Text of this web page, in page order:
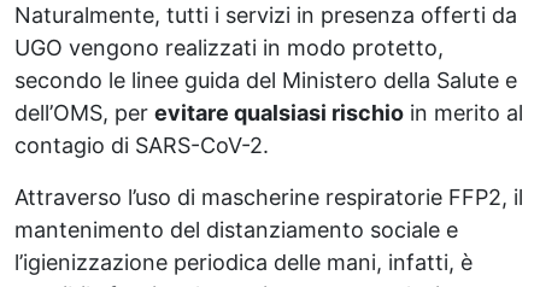
Naturalmente, tutti i servizi in presenza offerti da
UGO vengono realizzati in modo protetto,
secondo le linee guida del Ministero della Salute e
dell’OMS, per evitare qualsiasi rischio in merito al
contagio di SARS-CoV-2.
Attraverso l’uso di mascherine respiratorie FFP2, il
mantenimento del distanziamento sociale e
l’igienizzazione periodica delle mani, infatti, è